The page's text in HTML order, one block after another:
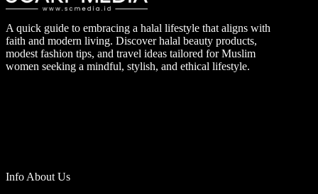
A quick guide to embracing a halal lifestyle that aligns with
faith and modern living. Discover halal beauty products,
modest fashion tips, and travel ideas tailored for Muslim
women seeking a mindful, stylish, and ethical lifestyle.
Info About Us